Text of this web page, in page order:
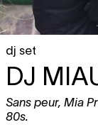
dj set
DJ
Sans peur, Mia
80s.